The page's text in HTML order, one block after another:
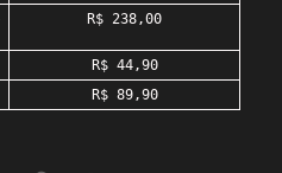
R$ 238,00
R$ 44,90
R$ 89,90